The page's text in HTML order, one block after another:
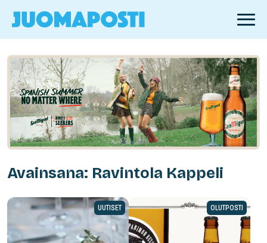
Avainsana: Ravintola Kappeli
UUTISET OLUTPOSTI